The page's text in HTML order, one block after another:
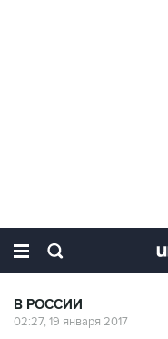
В РОССИИ
02:27, 19 января 2017